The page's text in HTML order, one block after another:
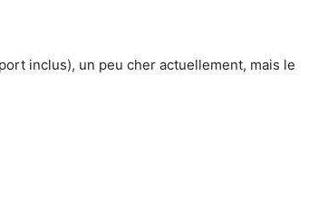
inclus), un peu cher actuellement, mais le